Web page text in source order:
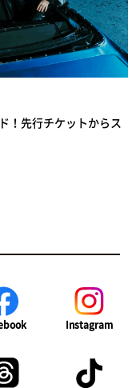
！先行チケットからス
Instagram